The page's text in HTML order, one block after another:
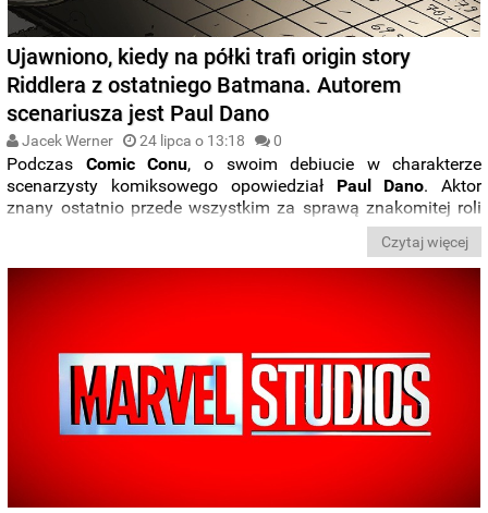
Ujawniono, kiedy na półki trafi origin story
Riddlera z ostatniego Batmana. Autorem
scenariusza jest Paul Dano
Jacek Werner 24 lipca o 13:18 0
Podczas Comic Conu, o swoim debiucie w charakterze
scenarzysty komiksowego opowiedział Paul Dano. Aktor
znany ostatnio przede wszystkim za sprawą znakomitej roli
” odpowiada za tekst dokomiksu
opowiadającego historię-genezy superzłoczyńcyz
widowiskaMatta Reevesa. Poznaliśmydatę premiery
Czytaj więcej